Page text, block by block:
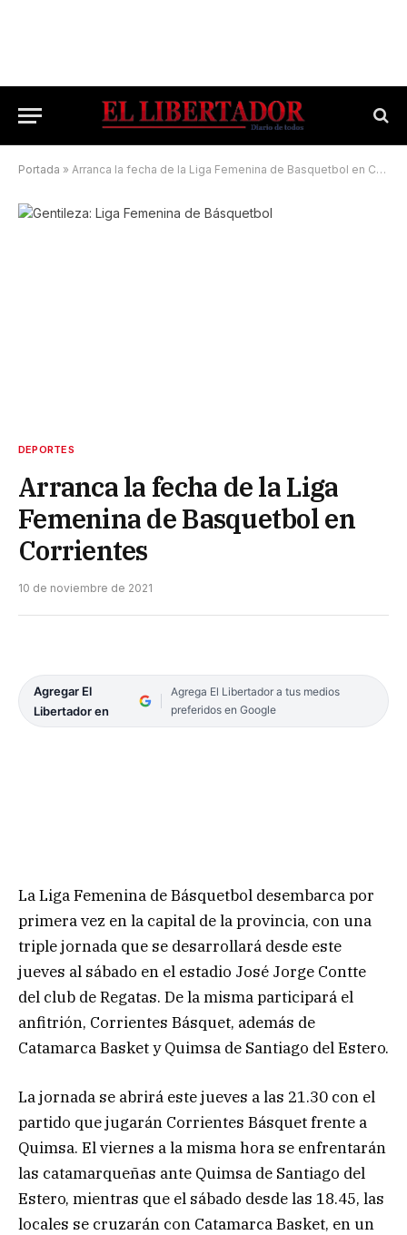
Portada » Arranca la fecha de la Liga Femenina de Basquetbol en Corrientes
DEPORTES
Arranca la fecha de la Liga
Femenina de Basquetbol en
Corrientes
10 de noviembre de 2021
Agregar El
Libertador en
Agrega El Libertador a tus medios
preferidos en Google
La Liga Femenina de Básquetbol desembarca por
primera vez en la capital de la provincia, con una
triple jornada que se desarrollará desde este
jueves al sábado en el estadio José Jorge Contte
del club de Regatas. De la misma participará el
anfitrión, Corrientes Básquet, además de
Catamarca Basket y Quimsa de Santiago del Estero.
La jornada se abrirá este jueves a las 21.30 con el
partido que jugarán Corrientes Básquet frente a
Quimsa. El viernes a la misma hora se enfrentarán
las catamarqueñas ante Quimsa de Santiago del
Estero, mientras que el sábado desde las 18.45, las
locales se cruzarán con Catamarca Basket, en un